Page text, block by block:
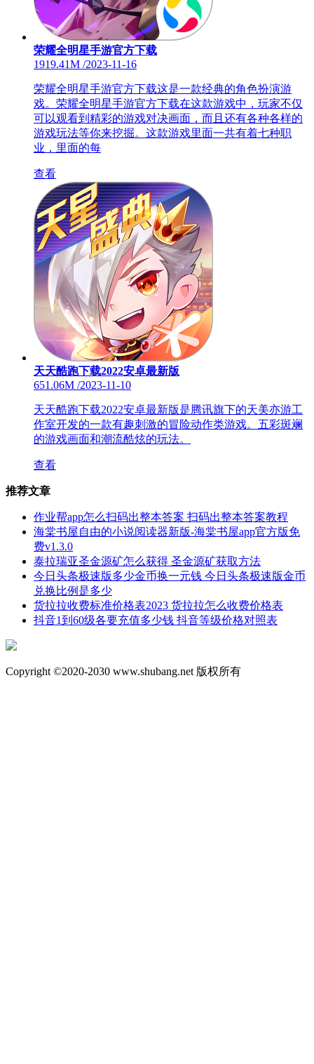
荣耀全明星手游官方下载
1919.41M /2023-11-16
荣耀全明星手游官方下载这是一款经典的角色扮演游
戏。荣耀全明星手游官方下载在这款游戏中，玩家不仅
可以观看到精彩的游戏对决画面，而且还有各种各样的
游戏玩法等你来挖掘。这款游戏里面一共有着七种职
业，里面的每
查看
天天酷跑下载2022安卓最新版
651.06M /2023-11-10
天天酷跑下载2022安卓最新版是腾讯旗下的天美亦游工
作室开发的一款有趣刺激的冒险动作类游戏。五彩斑斓
的游戏画面和潮流酷炫的玩法。
查看
推荐文章
作业帮app怎么扫码出整本答案 扫码出整本答案教程
海棠书屋自由的小说阅读器新版-海棠书屋app官方版免
费v1.3.0
泰拉瑞亚圣金源矿怎么获得 圣金源矿获取方法
今日头条极速版多少金币换一元钱 今日头条极速版金币
兑换比例是多少
货拉拉收费标准价格表2023 货拉拉怎么收费价格表
抖音1到60级各要充值多少钱 抖音等级价格对照表
Copyright ©2020-2030 www.shubang.net 版权所有